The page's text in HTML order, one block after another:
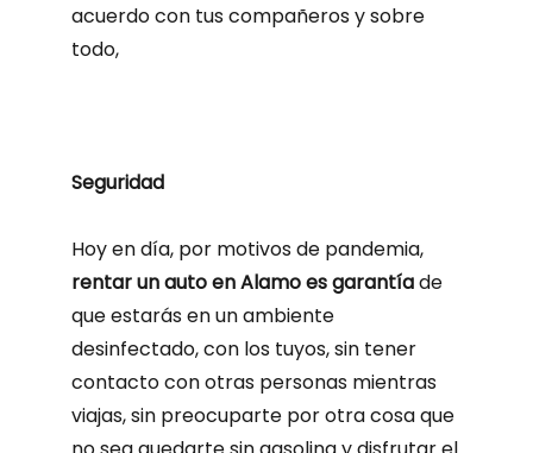
acuerdo con tus compañeros y sobre
todo,
Seguridad
Hoy en día, por motivos de pandemia,
rentar un auto en Alamo es garantíade
que estarás en un ambiente
desinfectado, con los tuyos, sin tener
contacto con otras personas mientras
viajas, sin preocuparte por otra cosa que